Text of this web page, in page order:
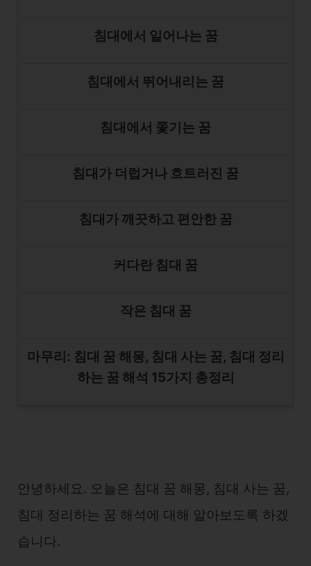
침대에서 일어나는 꿈
침대에서 뛰어내리는 꿈
침대에서 쫓기는 꿈
침대가 더럽거나 흐트러진 꿈
침대가 깨끗하고 편안한 꿈
커다란 침대 꿈
작은 침대 꿈
마무리: 침대 꿈 해몽, 침대 사는 꿈, 침대 정리
하는 꿈 해석 15가지 총정리
안녕하세요. 오늘은 침대 꿈 해몽, 침대 사는 꿈,
침대 정리하는 꿈 해석에 대해 알아보도록 하겠
습니다.